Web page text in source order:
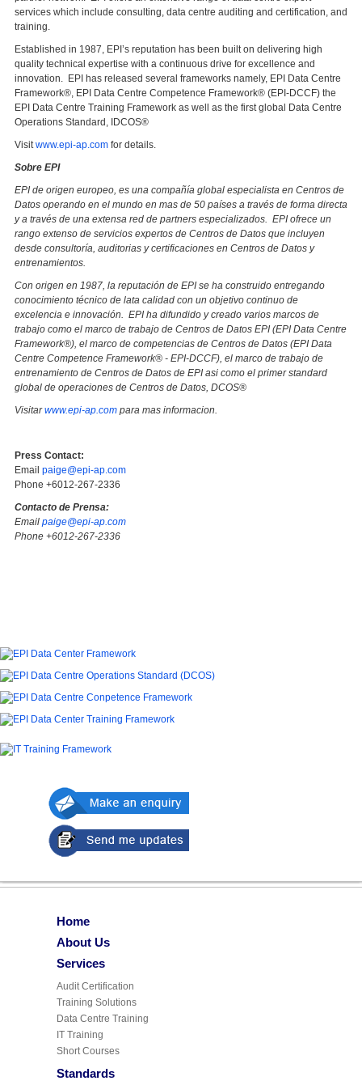
services which include consulting, data centre auditing and certification, and
training.
Established in 1987, EPI’s reputation has been built on delivering high
quality technical expertise with a continuous drive for excellence and
innovation. EPI has released several frameworks namely, EPI Data Centre
Framework®, EPI Data Centre Competence Framework® (EPI-DCCF) the
EPI Data Centre Training Framework as well as the first global Data Centre
Operations Standard, IDCOS®
Visitwww.epi-ap.com for details.
Sobre EPI
EPI de origen europeo, es una compañía global especialista en Centros de
Datos operando en el mundo en mas de 50 países a través de forma directa
y a través de una extensa red de partners especializados. EPI ofrece un
rango extenso de servicios expertos de Centros de Datos que incluyen
desde consultoría, auditorias y certificaciones en Centros de Datos y
entrenamientos.
Con origen en 1987, la reputación de EPI se ha construido entregando
conocimiento técnico de lata calidad con un objetivo continuo de
excelencia e innovación. EPI ha difundido y creado varios marcos de
trabajo como el marco de trabajo de Centros de Datos EPI (EPI Data Centre
Framework®), el marco de competencias de Centros de Datos (EPI Data
Centre Competence Framework® - EPI-DCCF), el marco de trabajo de
entrenamiento de Centros de Datos de EPI asi como el primer standard
global de operaciones de Centros de Datos, DCOS®
Visitarwww.epi-ap.com para mas informacion.
Press Contact:
Email paige@epi-ap.com
Phone +6012-267-2336
Contacto de Prensa:
Email paige@epi-ap.com
Phone +6012-267-2336
Home
About Us
Services
Audit Certification
Training Solutions
Data Centre Training
IT Training
Short Courses
Standards